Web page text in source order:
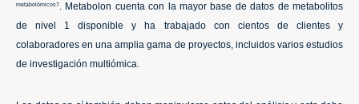
metabolómicos7. Metabolon cuenta con la mayor base de datos de metabolitos
de nivel 1 disponible y ha trabajado con cientos de clientes y
colaboradores en una amplia gama de proyectos, incluidos varios estudios
de investigación multiómica.